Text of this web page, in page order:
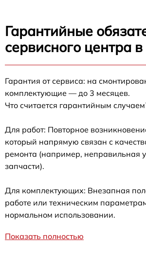
Гарантийные
сервисного центра
Гарантия от сервиса: на
комплектующие — до 3 месяцев.
Что считается гарантийным
Для работ: Повторное
который напрямую связан с
ремонта (например, неправильная
запчасти).
Для комплектующих: Внезапная
работе или техническим
нормальном использовании.
Показать полностью